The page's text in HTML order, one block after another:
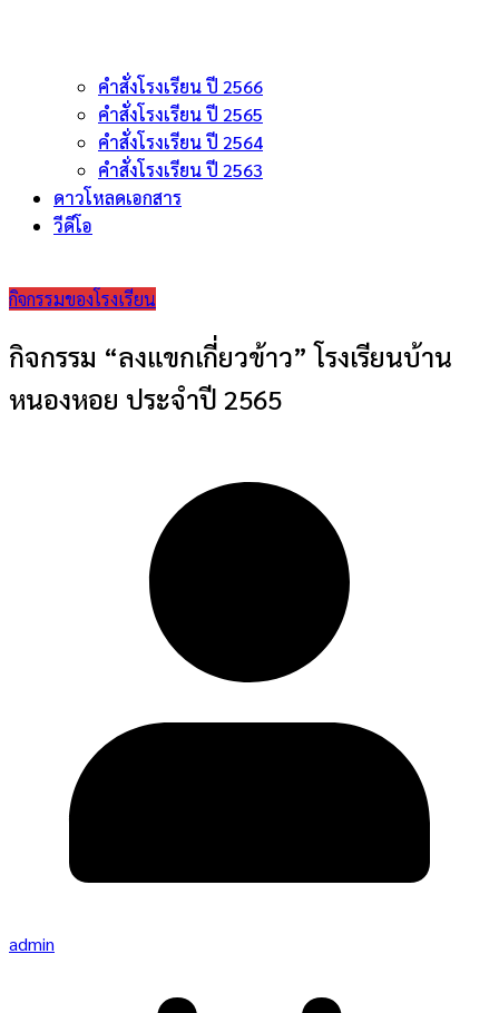
คำสั่งโรงเรียน ปี 2566
คำสั่งโรงเรียน ปี 2565
คำสั่งโรงเรียน ปี 2564
คำสั่งโรงเรียน ปี 2563
ดาวโหลดเอกสาร
วีดีโอ
กิจกรรมของโรงเรียน
กิจกรรม “ลงแขกเกี่ยวข้าว” โรงเรียนบ้าน
หนองหอย ประจำปี 2565
admin